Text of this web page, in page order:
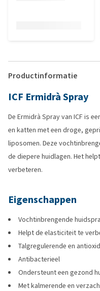
Productinformatie
ICF Ermidrà Spray
De Ermidrà Spray van ICF is
en katten met een droge,
liposomen. Deze
de diepere huidlagen. Het
verbeteren.
Eigenschappen
Vochtinbrengende
Helpt de elasticiteit te
Talgregulerende en
Antibacterieel
Ondersteunt een gezond
Met kalmerende en